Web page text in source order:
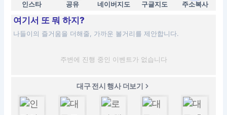
인스타 공유 네이버지도 구글지도 주소복사
여기서 또 뭐 하지?
나들이의 즐거움을 더해줄, 가까운 볼거리를 제안합니다.
주변에 진행 중인 이벤트가 없습니다
대구 전시 행사 더보기